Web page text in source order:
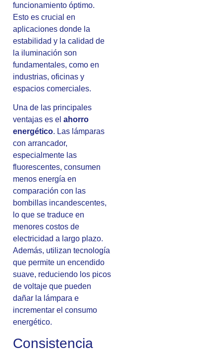
funcionamiento óptimo.
Esto es crucial en
aplicaciones donde la
estabilidad y la calidad de
la iluminación son
fundamentales, como en
industrias, oficinas y
espacios comerciales.
Una de las principales
ventajas es el ahorro
energético. Las lámparas
con arrancador,
especialmente las
fluorescentes, consumen
menos energía en
comparación con las
bombillas incandescentes,
lo que se traduce en
menores costos de
electricidad a largo plazo.
Además, utilizan tecnología
que permite un encendido
suave, reduciendo los picos
de voltaje que pueden
dañar la lámpara e
incrementar el consumo
energético.
Consistencia